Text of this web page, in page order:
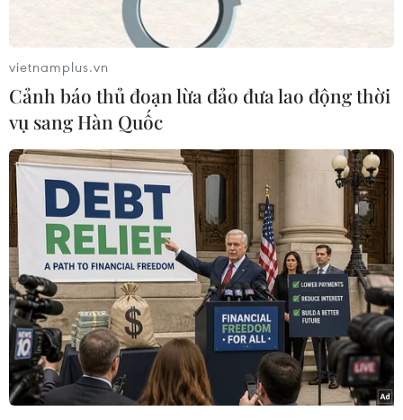
doanh nghiệp chăn nuôi có vốn đầu tư nước
ngoài gồm: Công ty Cổ phần C.P. Việt Nam, Công
Nam, Công ty Trách nhiệm hữu hạn CJ Vina Agri
chi nhánh Đồng Nai, Công ty Trách nhiệm hữu
hạn Sunjin Vina ngưng hoạt động chăn nuôi gia
công tại các cơ sở trên địa bàn tỉnh Đồng Nai
khi chưa được cấp giấy phép, xác nhận đăng ký
môi trường với cơ quan có thẩm quyền.
Ủy ban Nhân dân tỉnh Đồng Nai cũng yêu cầu
doanh nghiệp chỉ tiếp tục chăn nuôi tại cơ sở
khi có bổ sung đầy đủ thủ tục môi trường và
được cơ quan có thẩm quyền cấp đầy đủ giấy
phép.
Doanh nghiệp không hợp đồng chăn nuôi với cơ
sở chăn nuôi gia súc, gia cầm không đủ điều
vietnamplus.vn
Cảnh báo thủ đoạn lừa đảo đưa lao động thời
vụ sang Hàn Quốc